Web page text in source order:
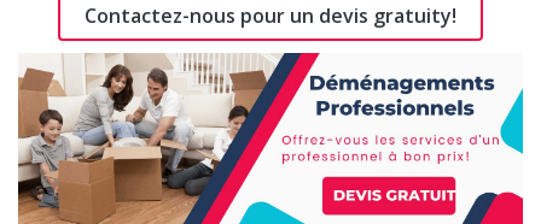
Contactez-nous pour un devis gratuity!